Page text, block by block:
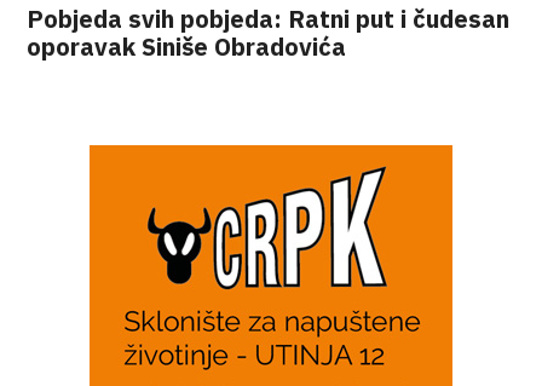
Pobjeda svih pobjeda: Ratni put i čudesan
oporavak Siniše Obradovića